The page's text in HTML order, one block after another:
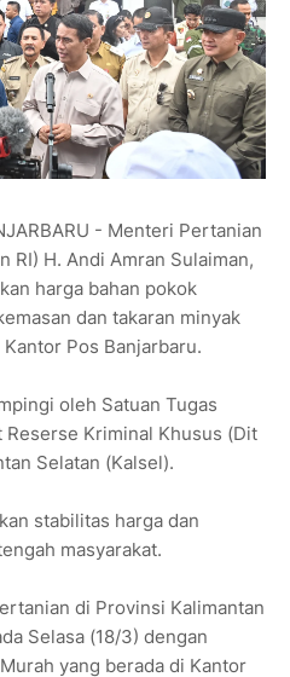
- Menteri Pertanian
RI) H. Andi Amran Sulaiman,
harga bahan pokok
dan takaran minyak
Pos Banjarbaru.
oleh Satuan Tugas
Reserse Kriminal Khusus (Dit
Selatan (Kalsel).
stabilitas harga dan
masyarakat.
di Provinsi Kalimantan
Selasa (18/3) dengan
yang berada di Kantor